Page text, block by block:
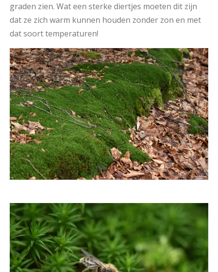
graden zien. Wat een sterke diertjes moeten dit zijn
dat ze zich warm kunnen houden zonder zon en met
dat soort temperaturen!